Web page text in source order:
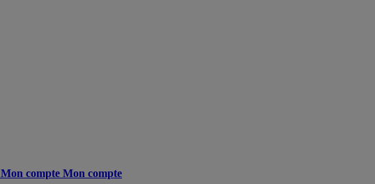
Mon compte Mon compte